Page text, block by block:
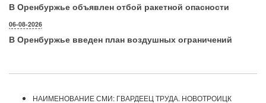
В Оренбуржье объявлен отбой ракетной опасности
06-08-2026
В Оренбуржье введен план воздушных ограничений
НАИМЕНОВАНИЕ СМИ: ГВАРДЕЕЦ ТРУДА. НОВОТРОИЦК